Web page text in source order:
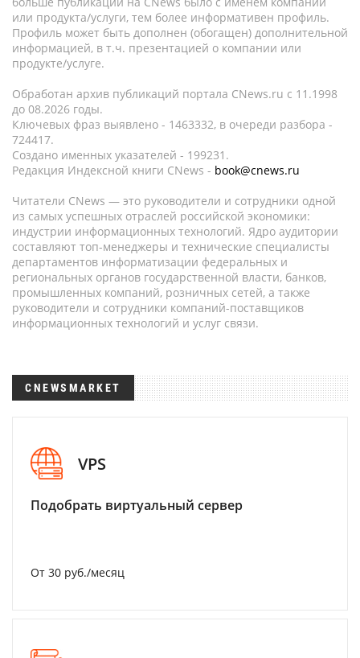
или продукта/услуги, тем более информативен профиль.
Профиль может быть дополнен (обогащен) дополнительной
информацией, в т.ч. презентацией о компании или
продукте/услуге.
Обработан архив публикаций портала CNews.ru c 11.1998
до 08.2026 годы.
Ключевых фраз выявлено - 1463332, в очереди разбора -
724417.
Создано именных указателей - 199231.
Редакция Индексной книги CNews - book@cnews.ru
Читатели CNews — это руководители и сотрудники одной
из самых успешных отраслей российской экономики:
индустрии информационных технологий. Ядро аудитории
составляют топ-менеджеры и технические специалисты
департаментов информатизации федеральных и
региональных органов государственной власти, банков,
промышленных компаний, розничных сетей, а также
руководители и сотрудники компаний-поставщиков
информационных технологий и услуг связи.
CNEWSMARKET
VPS
Подобрать виртуальный сервер
От 30 руб./месяц